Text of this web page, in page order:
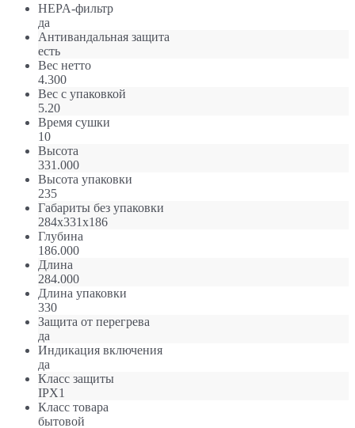
HEPA-фильтр
да
Антивандальная защита
есть
Вес нетто
4.300
Вес с упаковкой
5.20
Время сушки
10
Высота
331.000
Высота упаковки
235
Габариты без упаковки
284х331х186
Глубина
186.000
Длина
284.000
Длина упаковки
330
Защита от перегрева
да
Индикация включения
да
Класс защиты
IPX1
Класс товара
бытовой